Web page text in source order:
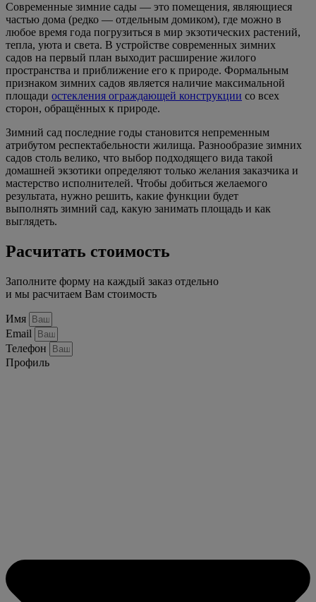
Современные зимние сады — это помещения, являющиеся
частью дома (редко — отдельным домиком), где можно в
любое время года погрузиться в мир экзотических растений,
тепла, уюта и света. В устройстве современных зимних
садов на первый план выходит расширение жилого
пространства и приближение его к природе. Формальным
признаком зимних садов является наличие максимальной
площади остекления ограждающей конструкции со всех
сторон, обращённых к природе.
Зимний сад последние годы становится непременным
атрибутом респектабельности жилища. Разнообразие зимних
садов столь велико, что выбор подходящего вида такой
домашней экзотики определяют только желания заказчика и
мастерство исполнителей. Чтобы добиться желаемого
результата, нужно решить, какие функции будет
выполнять зимний сад, какую занимать площадь и как
выглядеть.
Расчитать стоимость
Заполните форму на каждый заказ отдельно
и мы расчитаем Вам стоимость
Имя
Email
Телефон
Профиль